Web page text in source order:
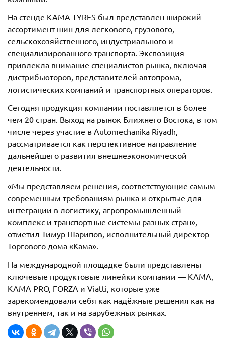
На стенде KAMA TYRES был представлен широкий
ассортимент шин для легкового, грузового,
сельскохозяйственного, индустриального и
специализированного транспорта. Экспозиция
привлекла внимание специалистов рынка, включая
дистрибьюторов, представителей автопрома,
логистических компаний и транспортных операторов.
Сегодня продукция компании поставляется в более
чем 20 стран. Выход на рынок Ближнего Востока, в том
числе через участие в Automechanika Riyadh,
рассматривается как перспективное направление
дальнейшего развития внешнеэкономической
деятельности.
«Мы представляем решения, соответствующие самым
современным требованиям рынка и открытые для
интеграции в логистику, агропромышленный
комплекс и транспортные системы разных стран», —
отметил Тимур Шарипов, исполнительный директор
Торгового дома «Кама».
На международной площадке были представлены
ключевые продуктовые линейки компании — KAMA,
KAMA PRO, FORZA и Viatti, которые уже
зарекомендовали себя как надёжные решения как на
внутреннем, так и на зарубежных рынках.